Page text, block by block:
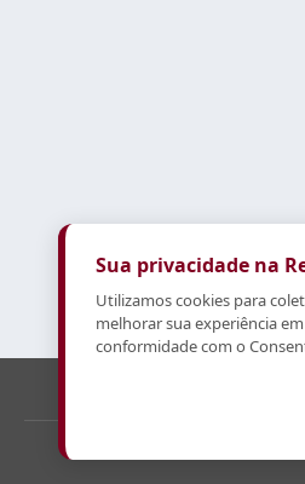
Sua privacidade na
Utilizamos cookies para
melhorar sua experiência
conformidade com o